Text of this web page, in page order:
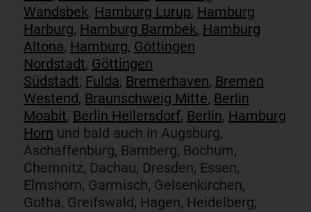
Wandsbek, Hamburg Lurup, Hamburg
Harburg, Hamburg Barmbek, Hamburg
Altona, Hamburg, Göttingen
Nordstadt, Göttingen
Südstadt, Fulda, Bremerhaven, Bremen
Westend, Braunschweig Mitte, Berlin
Moabit, Berlin Hellersdorf, Berlin, Hamburg
Horn und bald auch in Augsburg,
Aschaffenburg, Bamberg, Bochum,
Chemnitz, Dachau, Dresden, Essen,
Elmshorn, Garmisch, Gelsenkirchen,
Gotha, Greifswald, Hagen, Heidelberg,